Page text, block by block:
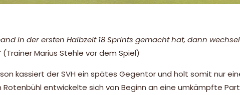
in der ersten Halbzeit 18 Sprints gemacht hat, dann
(Trainer Marius Stehle vor dem Spiel)
kassiert der SVH ein spätes Gegentor und holt somit nur
entwickelte sich von Beginn an eine umkämpfte